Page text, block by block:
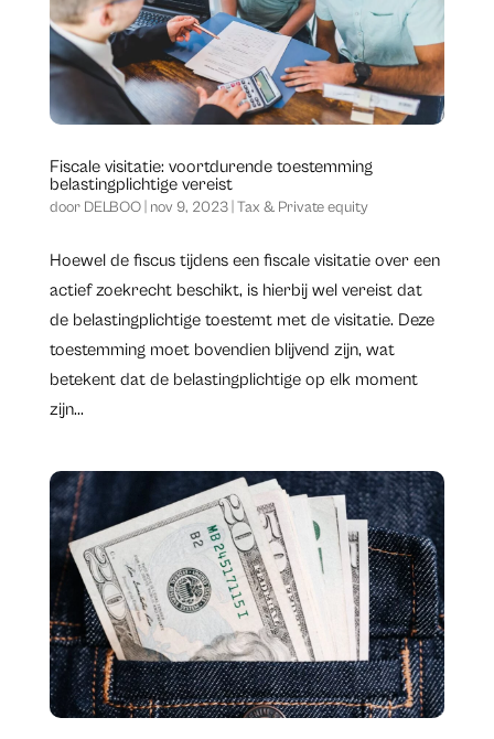
Fiscale visitatie: voortdurende toestemming
belastingplichtige vereist
door DELBOO| nov 9, 2023| Tax & Private equity
Hoewel de fiscus tijdens een fiscale visitatie over een
actief zoekrecht beschikt, is hierbij wel vereist dat
de belastingplichtige toestemt met de visitatie. Deze
toestemming moet bovendien blijvend zijn, wat
betekent dat de belastingplichtige op elk moment
zijn...